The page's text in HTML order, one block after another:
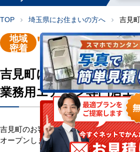
TOP chevron_right 埼玉県にお住まいの方へ chevron_right 吉見
地域
密着 "吉見町"業務用
吉見町にお住い・お勤め
業務用エアコン専門店
吉見町のお客様へ業務用エアコン・空調
オープンしました。以来、皆様にご信頼